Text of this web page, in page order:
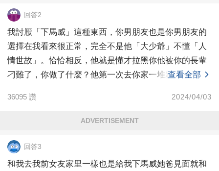
男朋友從來不做家務這事我是知道的，因為他家很有
錢，有專門的保姆，我就說要幫忙，但是我爸說要跟我
聊一下。然后就放我男朋友一個人在廚房洗碗，也不知
道是不是他比較嬌氣，他就洗了大概半個小時，然后還
打碎了一個碗（他說是不小心的）。我爸就覺得他是不
滿說了點不太好聽的話，可能有點大聲，傷到他的自尊
心了。（他自尊心很強吃不了這些苦，家里慣的，書生
這事情道歉，處理完廚房的事情，當著我們所有親戚的
我叫住了。我就微信上說了很多好話，然后他就說要分
手而且就把我微信刪了。我很不理解，就算是我家里人
回答2
我討厭「下馬威」這種東西，你男朋友也是你男朋友的
選擇在我看來很正常，完全不是他「大少爺」不懂「人
情世故」。恰恰相反，他就是懂才拉黑你他被你的長輩
刁難了，你做了什麼？他第一次去你家一堆親戚，看起
查看全部
36095 讚 2024/04/03
ADVERTISEMENT
回答3
和我去我前女友家里一樣也是給我下馬威她爸見面就和